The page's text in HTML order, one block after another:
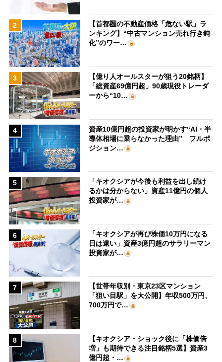
2
【首都圏の不動産価格「危ない駅」ラ
ンキング】“中古マンション売れ行き鈍
化”のワー…
3
【億り人オールスターが狙う20銘柄】
「総資産69億円超」90歳現役トレーダ
ーから“10…
4
資産10億円超の投資家が明かす“AI・半
導体相場に乗らなかった理由” フルポ
ジション…
5
「キオクシアが今後も利益を出し続け
るかは分からない」資産11億円の個人
投資家が…
6
「キオクシアが再び株価10万円になる
日は遠い」資産3億円超のサラリーマン
投資家が…
7
【世帯年収別・東京23区マンション
「狙い目駅」を大公開】年収500万円、
700万円で…
8
【キオクシア・ショック後に「株価倍
増」も期待できる注目銘柄5選】資産3
億円超・…